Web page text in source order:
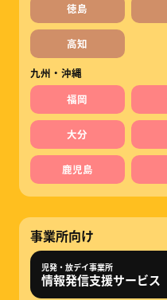
徳島
高知
九州・沖縄
福岡
大分
鹿児島
事業所向け
児発・放デイ事業所
情報発信支援サービス